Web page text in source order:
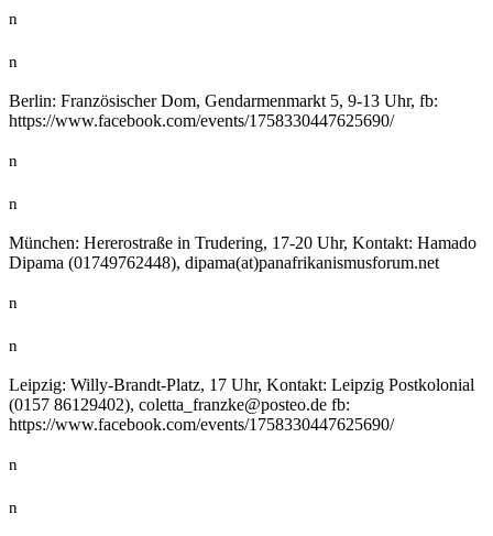
n
n
Berlin: Französischer Dom, Gendarmenmarkt 5, 9-13 Uhr, fb:
https://www.facebook.com/events/1758330447625690/
n
n
München: Hererostraße in Trudering, 17-20 Uhr, Kontakt: Hamado
Dipama (01749762448), dipama(at)panafrikanismusforum.net
n
n
Leipzig: Willy-Brandt-Platz, 17 Uhr, Kontakt: Leipzig Postkolonial
(0157 86129402), ed.oetsop@ekznarf_atteloc fb:
https://www.facebook.com/events/1758330447625690/
n
n